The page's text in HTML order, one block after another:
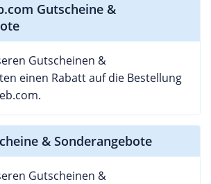
Gutscheine &
Gutscheinen &
einen Rabatt auf die Bestellung
& Sonderangebote
Gutscheinen &